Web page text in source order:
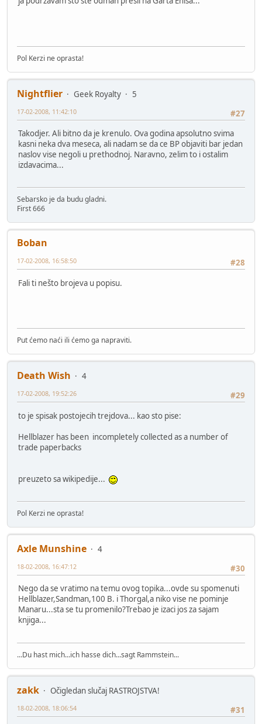
Pol Kerzi ne oprasta!
Nightflier Geek Royalty
5
#27
17-02-2008, 11:42:10
Takodjer. Ali bitno da je krenulo. Ova godina apsolutno svima
kasni neka dva meseca, ali nadam se da ce BP objaviti bar jedan
naslov vise negoli u prethodnoj. Naravno, zelim to i ostalim
izdavacima...
Sebarsko je da budu gladni.
First 666
Boban
#28
17-02-2008, 16:58:50
Fali ti nešto brojeva u popisu.
Put ćemo naći ili ćemo ga napraviti.
Death Wish
4
#29
17-02-2008, 19:52:26
to je spisak postojecih trejdova... kao sto pise:
Hellblazer has been incompletely collected as a number of
trade paperbacks
preuzeto sa wikipedije...
Pol Kerzi ne oprasta!
Axle Munshine
4
#30
18-02-2008, 16:47:12
Nego da se vratimo na temu ovog topika...ovde su spomenuti
Hellblazer,Sandman,100 B. i Thorgal,a niko vise ne pominje
Manaru...sta se tu promenilo?Trebao je izaci jos za sajam
knjiga...
...Du hast mich...ich hasse dich...sagt Rammstein...
zakk
Očigledan slučaj RASTROJSTVA!
#31
18-02-2008, 18:06:54